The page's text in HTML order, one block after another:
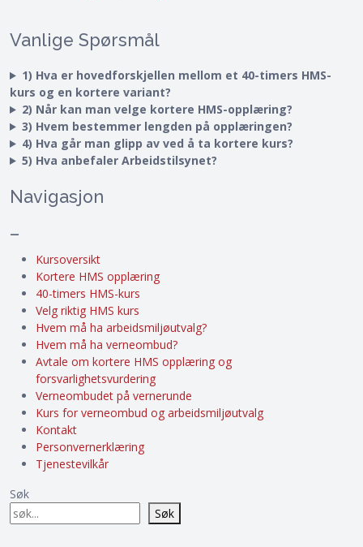
Vanlige Spørsmål
1) Hva er hovedforskjellen mellom et 40-timers HMS-
kurs og en kortere variant?
2) Når kan man velge kortere HMS-opplæring?
3) Hvem bestemmer lengden på opplæringen?
4) Hva går man glipp av ved å ta kortere kurs?
5) Hva anbefaler Arbeidstilsynet?
Navigasjon
–
Kursoversikt
Kortere HMS opplæring
40-timers HMS-kurs
Velg riktig HMS kurs
Hvem må ha arbeidsmiljøutvalg?
Hvem må ha verneombud?
Avtale om kortere HMS opplæring og
forsvarlighetsvurdering
Verneombudet på vernerunde
Kurs for verneombud og arbeidsmiljøutvalg
Kontakt
Personvernerklæring
Tjenestevilkår
Søk
Søk